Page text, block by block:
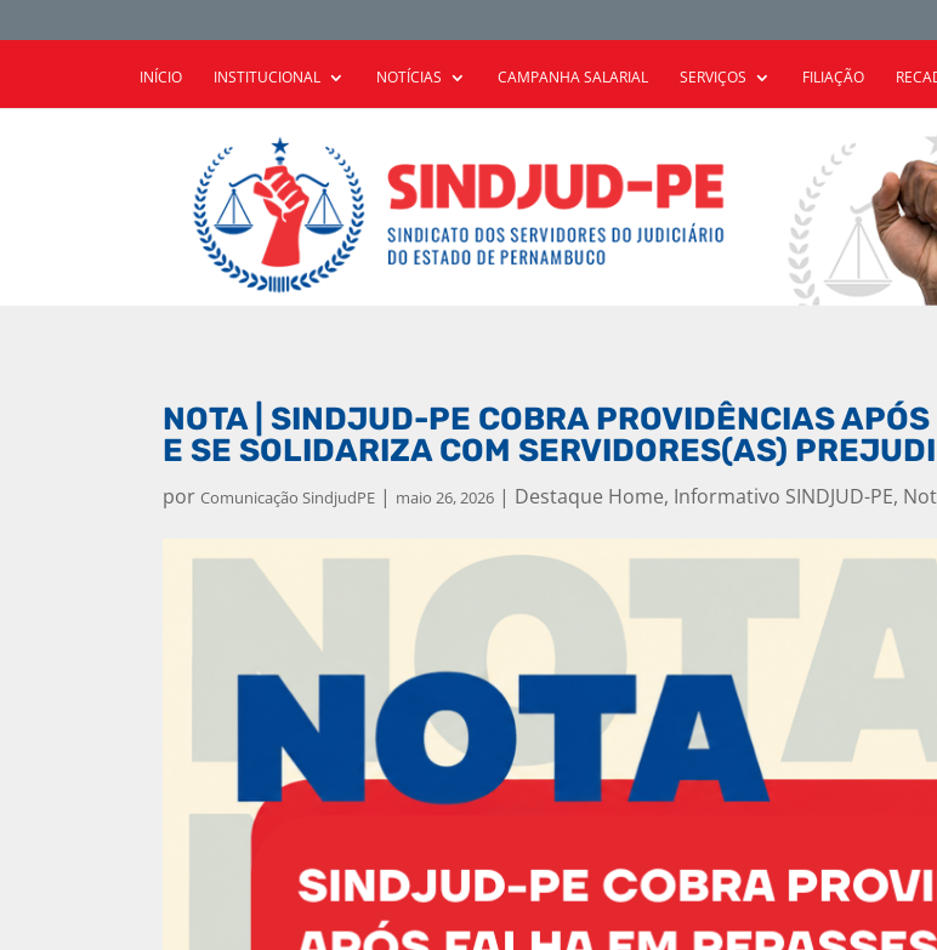
INÍCIO INSTITUCIONAL NOTÍCIAS CAMPANHA SALARIAL SERVIÇOS FILIAÇÃO
NOTA | SINDJUD-PE COBRA PROVIDÊNCIAS
E SE SOLIDARIZA COM SERVIDORES(AS)
porComunicação SindjudPE | maio 26, 2026 | Destaque Home, Informativo SINDJUD-PE,